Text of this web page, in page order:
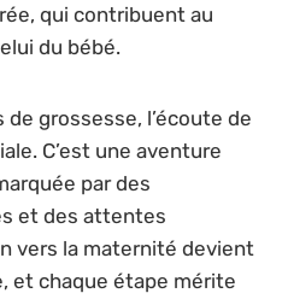
qui contribuent au
du bébé.
grossesse, l’écoute de
C’est une aventure
par des
et des attentes
vers la maternité devient
et chaque étape mérite